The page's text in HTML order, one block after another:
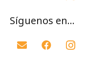
Síguenos en…